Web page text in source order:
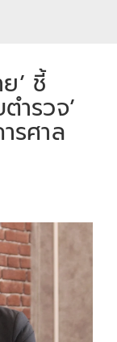
’ ชี้
ำรวจ’
รศาล